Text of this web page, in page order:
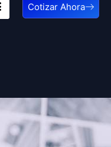
Cotizar Ahora